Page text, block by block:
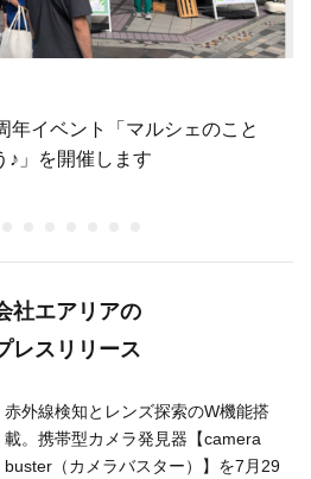
年イベント「マルシェのこと
♪」を開催します
社エアリアの
レスリリース
赤外線検知とレンズ探索のW機能搭
載。携帯型カメラ発見器【camera
buster（カメラバスター）】を7月29